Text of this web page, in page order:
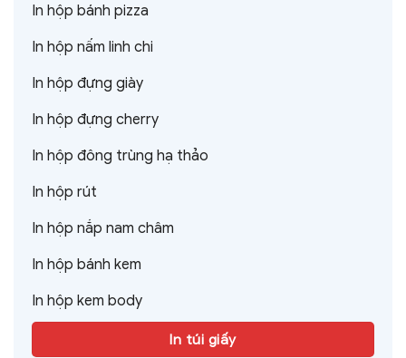
In hộp bánh pizza
In hộp nấm linh chi
In hộp đựng giày
In hộp đựng cherry
In hộp đông trùng hạ thảo
In hộp rút
In hộp nắp nam châm
In hộp bánh kem
In hộp kem body
In túi giấy